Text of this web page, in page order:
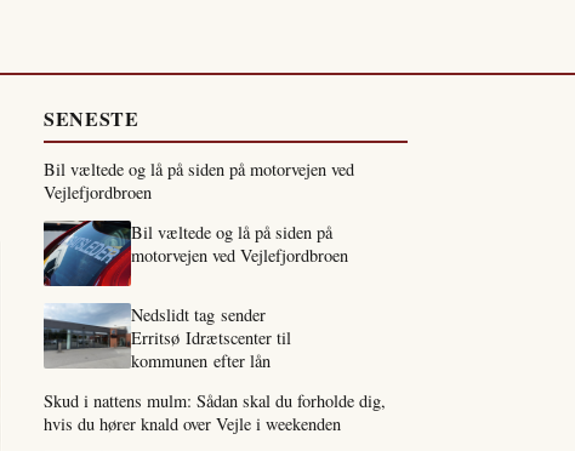
SENESTE
Bil væltede og lå på siden på motorvejen ved
Vejlefjordbroen
Bil væltede og lå på siden på
motorvejen ved Vejlefjordbroen
Nedslidt tag sender
Erritsø Idrætscenter til
kommunen efter lån
Skud i nattens mulm: Sådan skal du forholde dig,
hvis du hører knald over Vejle i weekenden